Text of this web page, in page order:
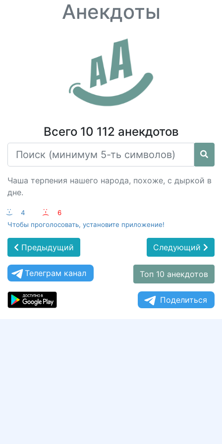
Анекдоты
Всего 10 112 анекдотов
Чаша терпения нашего народа, похоже, с дыркой в
дне.
:-) 4 :-(
6
Чтобы проголосовать, установите приложение!
Предыдущий Следующий
Телеграм канал Топ 10 анекдотов
Поделиться